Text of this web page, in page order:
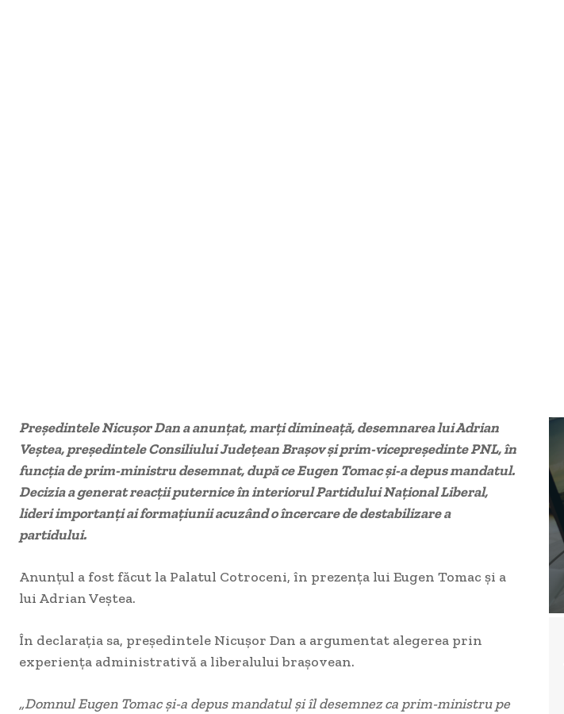
Președintele Nicușor Dan a anunțat, marți dimineață, desemnarea lui Adrian
Veștea, președintele Consiliului Județean Brașov și prim-vicepreședinte PNL, în
funcția de prim-ministru desemnat, după ce Eugen Tomac și-a depus mandatul.
Decizia a generat reacții puternice în interiorul Partidului Național Liberal,
lideri importanți ai formațiunii acuzând o încercare de destabilizare a
partidului.
Anunțul a fost făcut la Palatul Cotroceni, în prezența lui Eugen Tomac și a
lui Adrian Veștea.
În declarația sa, președintele Nicușor Dan a argumentat alegerea prin
experiența administrativă a liberalului brașovean.
„Domnul Eugen Tomac și-a depus mandatul și îl desemnez ca prim-ministru pe